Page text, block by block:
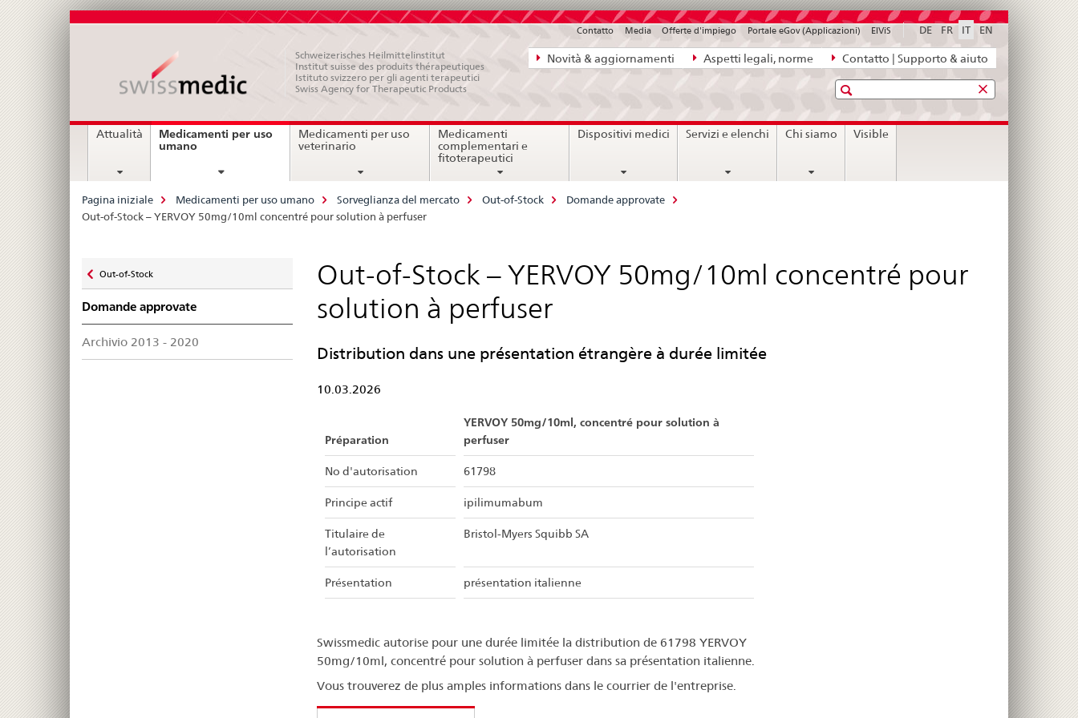
Navigazione
diretta:
aspetti
Novità & aggiornamenti Aspetti legali, norme Contatto | Supporto & aiuto
DE FR IT EN
Contatto Media Offerte d'impiego Portale eGov (Applicazioni) ElViS
Schweizerisches Heilmittelinstitut
Institut suisse des produits thérapeutiques
Istituto svizzero per gli agenti terapeutici
Swiss Agency for Therapeutic Products
Ricerca
Navigation
Attualità
Medicamenti per uso
umanocurrent
Medicamenti per uso
veterinario
Medicamenti
complementari e
fitoterapeutici
Dispositivi medici Servizi e elenchi Chi siamo Visible
Breadcrumb
Pagina iniziale Medicamenti per uso umano Sorveglianza del mercato Out-of-Stock
Domande approvate
Out-of-Stock – YERVOY 50mg/10ml concentré pour solution à perfuser
zu
Out-of-Stock
Domande approvate
Archivio 2013 - 2020
Out-of-Stock – YERVOY 50mg/10ml concentré pour
solution à perfuser
Distribution dans une présentation étrangère à durée limitée
10.03.2026
Préparation
YERVOY 50mg/10ml, concentré pour solution à
perfuser
No d'autorisation 61798
Principe actif ipilimumabum
Titulaire de
l’autorisation
Bristol-Myers Squibb SA
Présentation présentation italienne
Swissmedic autorise pour une durée limitée la distribution de 61798 YERVOY
50mg/10ml, concentré pour solution à perfuser dans sa présentation italienne.
Vous trouverez de plus amples informations dans le courrier de l'entreprise.